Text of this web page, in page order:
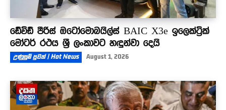
ඩේවිඩ් පීරිස් ඔටෝමොබයිල්ස් BAIC X3e ඉලෙක්ට්‍රික්
මෝටර් රථය ශ්‍රී ලංකාවට හඳුන්වා දෙයි
උණුසුම් පුවත් | Hot News August 1, 2026